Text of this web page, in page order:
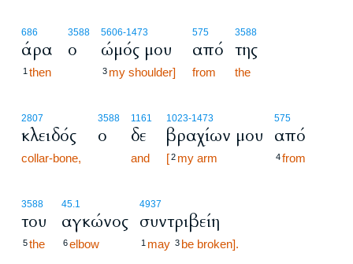
686
άρα
1 then
3588
ο
5606-1473
ώμός μου
3 my shoulder]
575
από
from
3588
της
the
2807
κλειδός
collar-bone,
3588
ο
1161
δε
and
1023-1473
βραχίων μου
[2 my arm
575
από
4from
3588
του
5the
45.1
αγκώνος
6elbow
4937
συντριβείη
1 may 3 be broken].